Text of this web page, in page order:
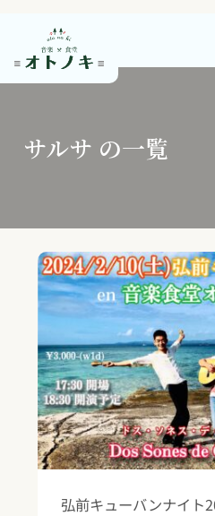
サルサ の一覧
弘前キューバンナイト